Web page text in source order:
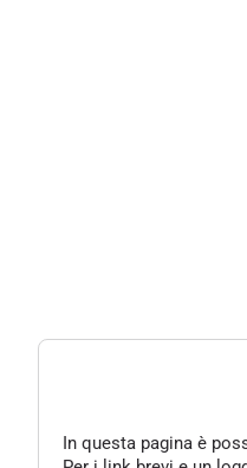
In questa pagina è